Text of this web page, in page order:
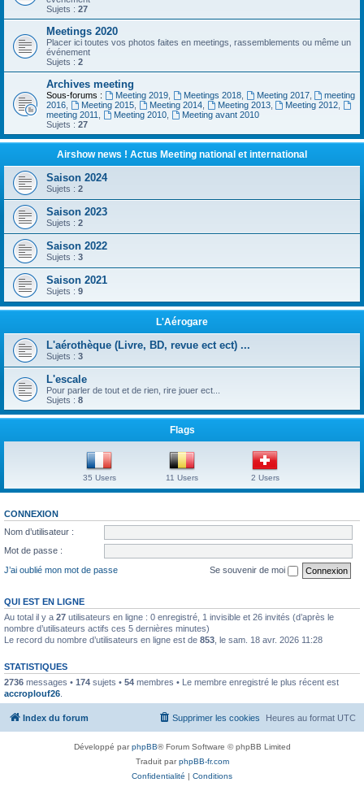
Sujets : 27
Meetings 2020
Placer ici toutes vos photos faites en meetings, rassemblements ou même un
événement
Sujets : 2
Archives meeting
Sous-forums : Meeting 2019, Meetings 2018, Meeting 2017,
meeting
2016
Meeting 2015, Meeting 2014, Meeting 2013, Meeting 2012
meeting 2011
Meeting 2010,
Meeting avant 2010
Sujets : 27
Airshow news ! Actus Meeting national et international
Saison 2024
Sujets : 2
Saison 2023
Sujets : 2
Saison 2022
Sujets : 3
Saison 2021
Sujets : 9
L'Aérogare
L'aérothèque (Livre, BD, revue ect ect) ...
Sujets : 3
L'escale
Pour parler de tout et de rien, rire jouer ect...
Sujets : 8
Flags
35 Users 11 Users 2 Users
CONNEXION
Nom d’utilisateur :
Mot de passe :
J’ai oublié mon mot de passe
Se souvenir de moi
QUI EST EN LIGNE
Au total il y a 27 utilisateurs en ligne : 0 enregistré, 1 invisible et 26 invités (d’après le
nombre d’utilisateurs actifs ces 5 dernières minutes)
Le record du nombre d’utilisateurs en ligne est de 853 , le sam. 18 avr. 2026 11:28
STATISTIQUES
2736 messages • 174 sujets • 54 membres • Le membre enregistré le plus récent est
accroplouf26
Index du forum Heures au format UTC
Supprimer les cookies
Développé parphpBB® Forum Software © phpBB Limited
Traduit parphpBB-fr.com
Confidentialité | Conditions